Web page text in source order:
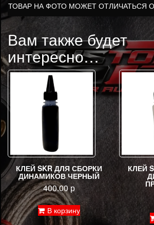
ТОВАР НА ФОТО МОЖЕТ ОТЛИЧАТЬСЯ
Вам также будет
интересно…
КЛЕЙ SKR ДЛЯ СБОРКИ
ДИНАМИКОВ ЧЕРНЫЙ
400.00р
В корзину
КЛЕЙ